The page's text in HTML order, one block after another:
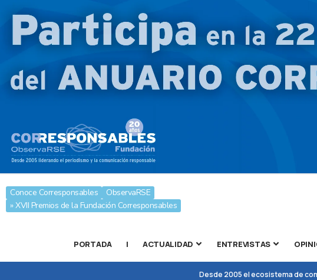
Conoce Corresponsables
ObservaRSE
» XVII Premios de la Fundación Corresponsables
PORTADA | ACTUALIDAD ENTREVISTAS
Desde 2005 el ecosistema de